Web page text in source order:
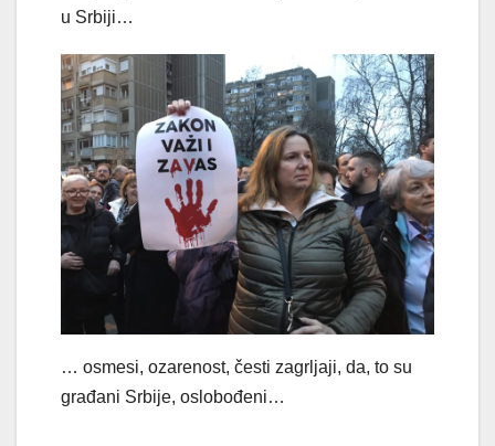
u Srbiji…
… osmesi, ozarenost, česti zagrljaji, da, to su
građani Srbije, oslobođeni…